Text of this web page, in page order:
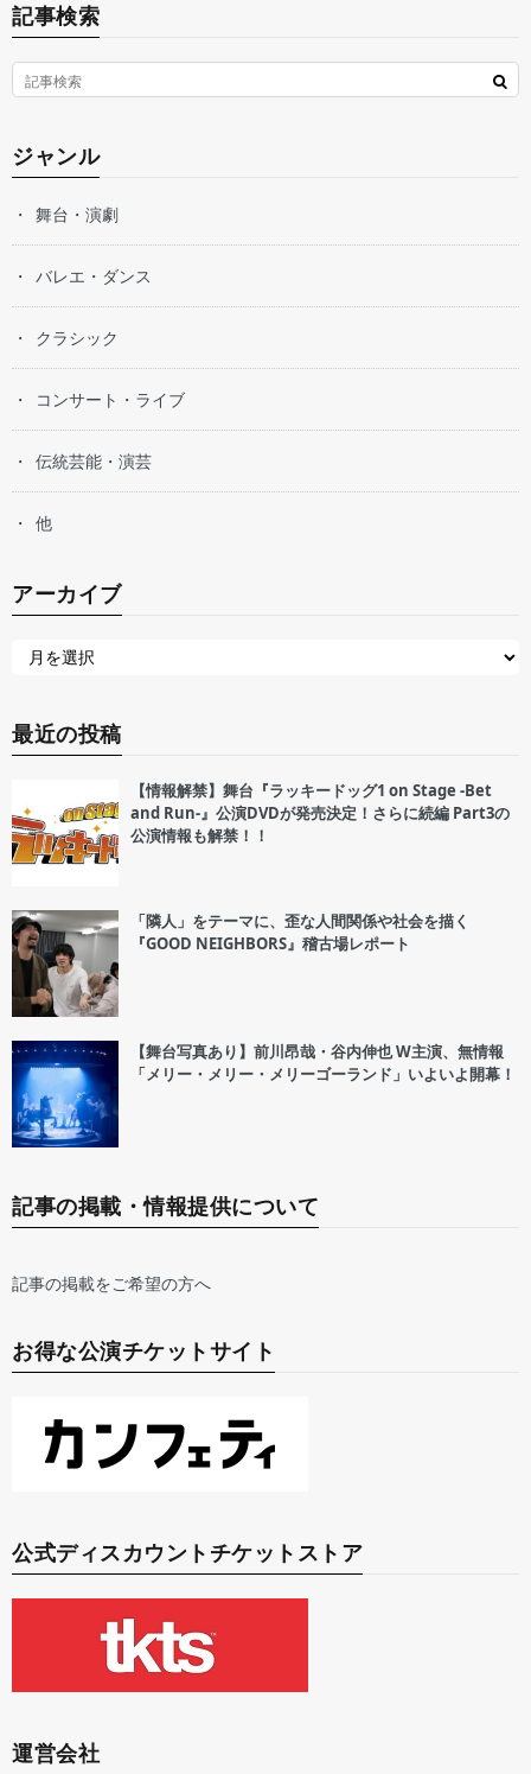
記事検索
ジャンル
舞台・演劇
バレエ・ダンス
クラシック
コンサート・ライブ
伝統芸能・演芸
他
アーカイブ
最近の投稿
【情報解禁】舞台『ラッキードッグ1 on Stage -Bet
and Run-』公演DVDが発売決定！さらに続編 Part3の
公演情報も解禁！！
「隣人」をテーマに、歪な人間関係や社会を描く
『GOOD NEIGHBORS』稽古場レポート
【舞台写真あり】前川昂哉・谷内伸也 W主演、無情報
「メリー・メリー・メリーゴーランド」いよいよ開幕！
記事の掲載・情報提供について
記事の掲載をご希望の方へ
お得な公演チケットサイト
公式ディスカウントチケットストア
運営会社